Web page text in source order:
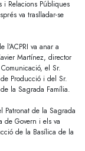
i Relacions Públiques
va traslladar-se
va anar a
Martínez, director
el Sr.
Producció i del Sr.
la Sagrada Família.
Patronat de la Sagrada
de Govern i els va
de la Basílica de la